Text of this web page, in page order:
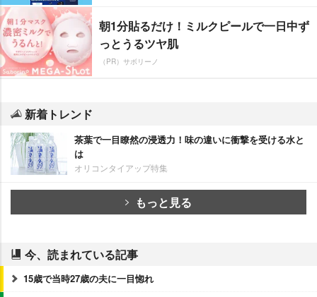
朝1分貼るだけ！ミルクピールで一日中ず
っとうるツヤ肌
（PR）サボリーノ
新着トレンド
茶葉で一目瞭然の浸透力！味の違いに衝撃を受ける水と
は
オリコンタイアップ特集
もっと見る
今、読まれている記事
15歳で当時27歳の夫に一目惚れ